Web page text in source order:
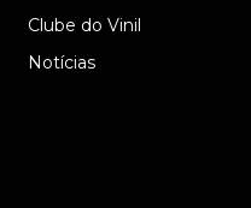
Clube do Vinil
Notícias